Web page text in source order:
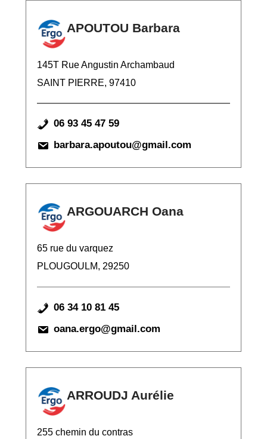
APOUTOU Barbara
145T Rue Angustin Archambaud
SAINT PIERRE, 97410
06 93 45 47 59
barbara.apoutou@gmail.com
ARGOUARCH Oana
65 rue du varquez
PLOUGOULM, 29250
06 34 10 81 45
oana.ergo@gmail.com
ARROUDJ Aurélie
255 chemin du contras